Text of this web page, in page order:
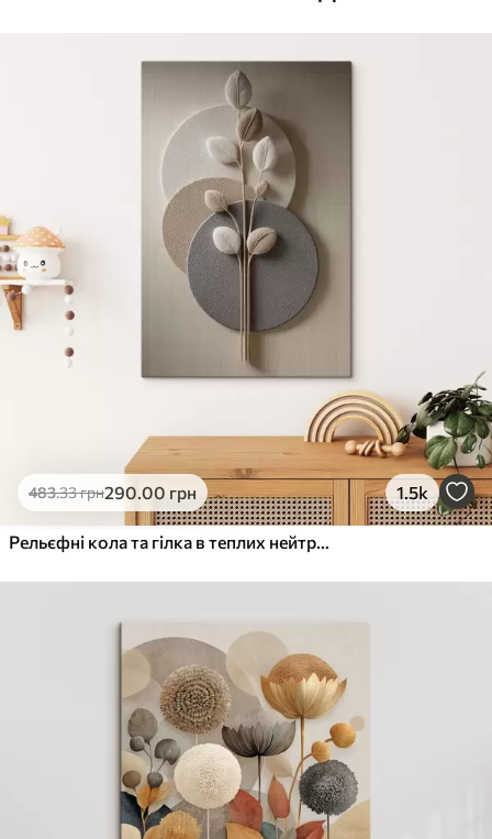
Яскраві, насичені кольори
Стійкість до вицвітання
Безпечне чорнило без запаху
Поверхня з текстурою полотна
Екологічний матеріал
Преміум
Від490
Яскраві, насичені кольори
Стійкість до вицвітання
Безпечне чорнило без запаху
Поверхня з текстурою полотна
Еко-Преміум
.00грн
✓Яскраві, насичені кольори
Поверхня з текстурою полотна
Екологічний матеріал
483.33грн290.00 грн 1.5k
Рельєфні кола та гілка в теплих нейтральних тонах